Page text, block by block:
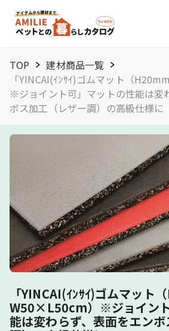
TOP
建材商品一覧
「YINCAI(ｲﾝｻｲ)ゴムマット（
※ジョイント可」マットの性能は変
ボス加工（レザー調）の高級仕様に
「YINCAI(ｲﾝｻｲ)ゴムマット
W50×L50cm）※ジョイン
能は変わらず、表面をエン